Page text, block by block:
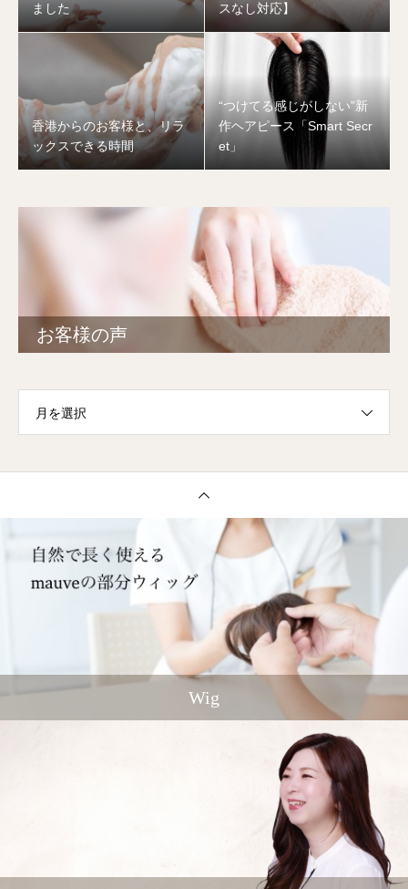
ました
スなし対応】
香港からのお客様と、リラ
ックスできる時間
“つけてる感じがしない”新
作ヘアピース「Smart Secr
et」
お客様の声
月を選択
Wig